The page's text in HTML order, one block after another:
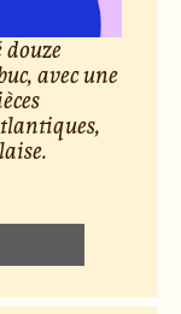
avec une